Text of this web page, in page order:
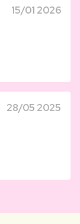
15/01 2026
28/05 2025